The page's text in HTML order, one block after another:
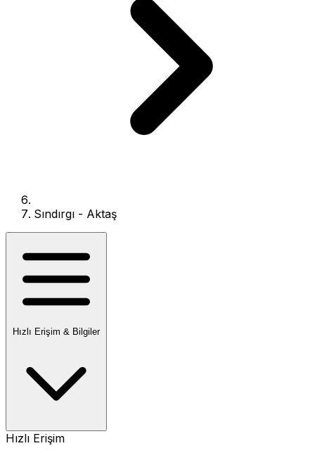
Sındırgı - Aktaş
Hızlı Erişim & Bilgiler
Hızlı Erişim